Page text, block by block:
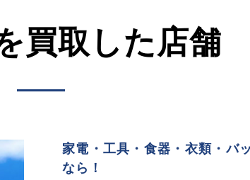
買取した店舗
家電・工具・食器・衣類・バ
なら！